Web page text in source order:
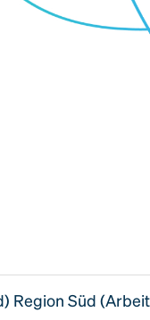
Region Süd